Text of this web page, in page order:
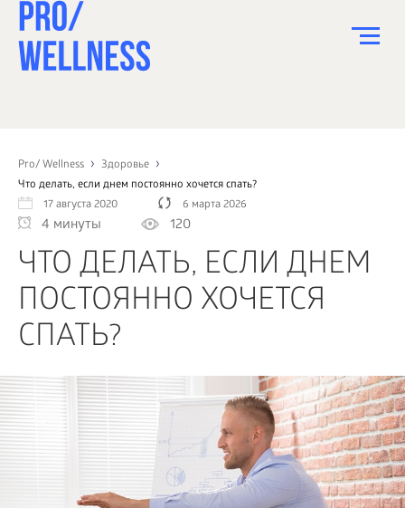
Pro/ Wellness
Здоровье
Что делать, если днем постоянно хочется спать?
17 августа 2020
6 марта 2026
4 минуты 120
ЧТО ДЕЛАТЬ, ЕСЛИ ДНЕМ
ПОСТОЯННО ХОЧЕТСЯ
СПАТЬ?
СПОРТ
ЗДОРОВЬЕ
КРАСОТА
ПСИХОЛОГИЯ
ДЕТИ
ДОМ
КАК?
БИЗНЕС